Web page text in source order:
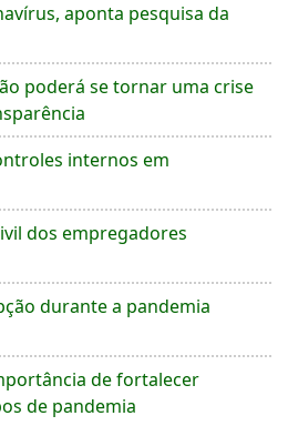
aponta pesquisa da
poderá se tornar uma crise
internos em
dos empregadores
durante a pandemia
de fortalecer
de pandemia